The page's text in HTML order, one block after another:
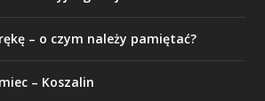
– o czym należy pamiętać?
– Koszalin